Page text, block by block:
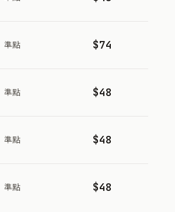
準點 $74
準點 $48
準點 $48
準點 $48